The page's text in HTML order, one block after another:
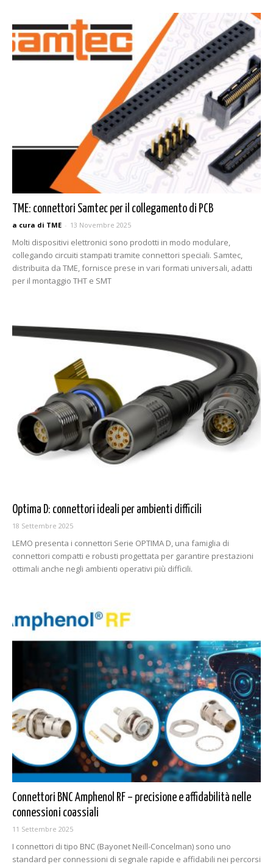
TME: connettori Samtec per il collegamento di PCB
a cura di TME - 13 Novembre 2025
Molti dispositivi elettronici sono prodotti in modo modulare,
collegando circuiti stampati tramite connettori speciali. Samtec,
distribuita da TME, fornisce prese in vari formati universali, adatti
per il montaggio THT e SMT
Optima D: connettori ideali per ambienti difficili
18 Settembre 2025
LEMO presenta i connettori Serie OPTIMA D, una famiglia di
connettori compatti e robusti progettata per garantire prestazioni
ottimali anche negli ambienti operativi più difficili.
Connettori BNC Amphenol RF – precisione e affidabilità nelle
connessioni coassiali
11 Settembre 2025
I connettori di tipo BNC (Bayonet Neill-Concelman) sono uno
standard per connessioni di segnale rapide e affidabili nei percorsi